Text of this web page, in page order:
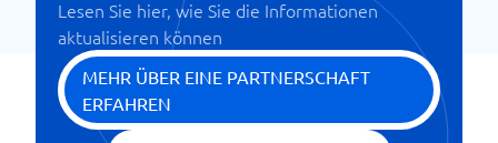
Lesen Sie hier, wie Sie die Informationen
aktualisieren können
MEHR ÜBER EINE PARTNERSCHAFT
ERFAHREN